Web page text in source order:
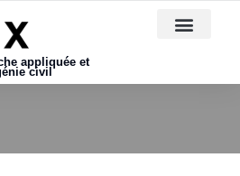
appliquée et
civil